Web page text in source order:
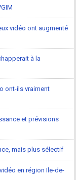
vidéo ont augmenté
à la
ont-ils vraiment
et prévisions
mais plus sélectif
en région Ile-de-